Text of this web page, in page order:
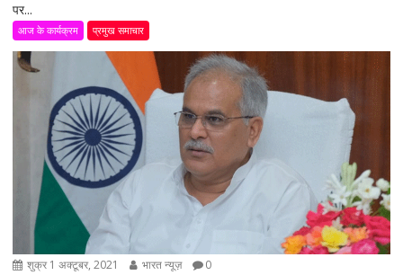
पर...
आज के कार्यक्रम प्रमुख समाचार
शुक्र 1 अक्टूबर, 2021 भारत न्यूज़ 0